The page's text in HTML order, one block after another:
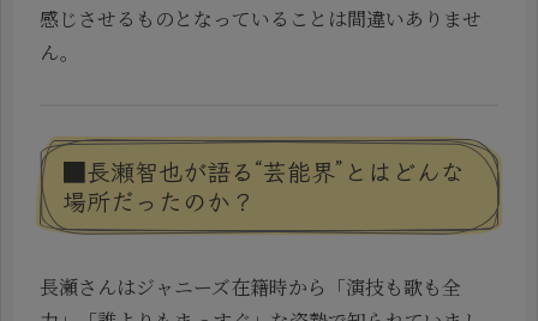
感じさせるものとなっていることは間違いありませ
ん。
■長瀬智也が語る“芸能界”とはどんな
場所だったのか？
長瀬さんはジャニーズ在籍時から「演技も歌も全